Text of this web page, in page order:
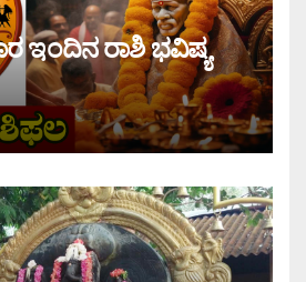
ಇಂದಿನ ರಾಶಿ ಭವಿಷ್ಯ